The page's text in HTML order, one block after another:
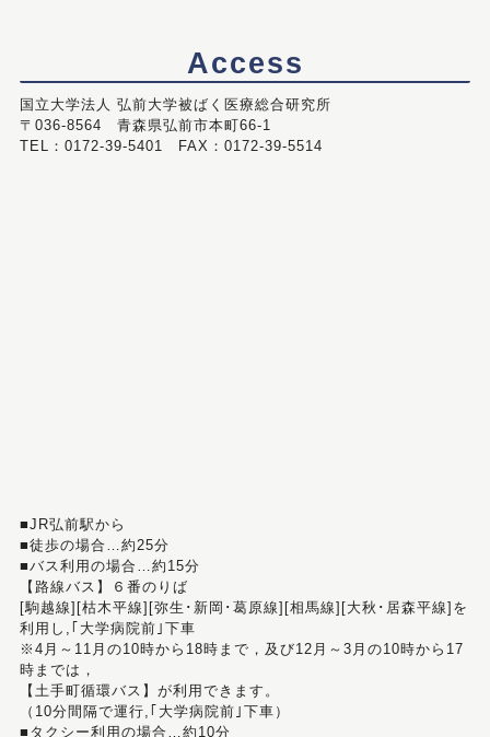
Access
国立大学法人 弘前大学被ばく医療総合研究所
〒036-8564 青森県弘前市本町66-1
TEL：0172-39-5401 FAX：0172-39-5514
■JR弘前駅から
■徒歩の場合…約25分
■バス利用の場合…約15分
【路線バス】６番のりば
[駒越線][枯木平線][弥生･新岡･葛原線][相馬線][大秋･居森平線]を
利用し,｢大学病院前｣下車
※4月～11月の10時から18時まで，及び12月～3月の10時から17
時までは，
【土手町循環バス】が利用できます。
（10分間隔で運行,｢大学病院前｣下車）
■タクシー利用の場合…約10分